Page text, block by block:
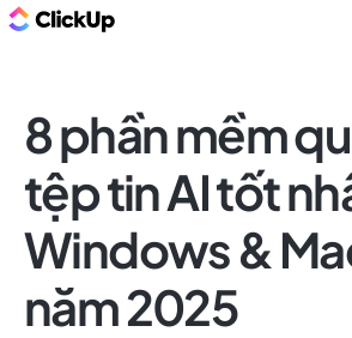
8 phần mềm
tệp tin AI tốt
Windows &
năm 2025